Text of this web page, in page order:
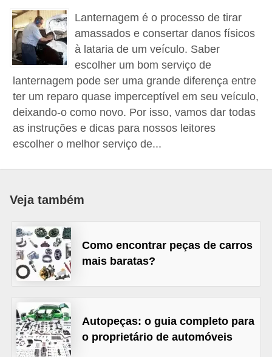
Lanternagem é o processo de tirar
amassados e consertar danos físicos
à lataria de um veículo. Saber
escolher um bom serviço de
lanternagem pode ser uma grande diferença entre
ter um reparo quase imperceptível em seu veículo,
deixando-o como novo. Por isso, vamos dar todas
as instruções e dicas para nossos leitores
escolher o melhor serviço de...
Veja também
Como encontrar peças de carros
mais baratas?
Autopeças: o guia completo para
o proprietário de automóveis
e
o
p
i
o
n
a
A
t
o
m
v
e
i